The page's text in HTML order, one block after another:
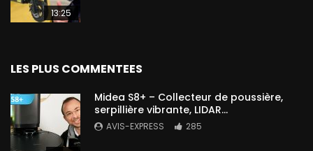
13:25
LES PLUS COMMENTEES
Midea S8+ – Collecteur de poussière,
serpillière vibrante, LIDAR…
AVIS-EXPRESS 285